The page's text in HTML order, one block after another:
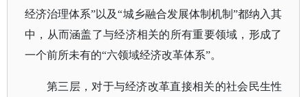
经济治理体系”以及“城乡融合发展体制机制”都纳入其
中，从而涵盖了与经济相关的所有重要领域，形成了
一个前所未有的“六领域经济改革体系”。
第三层，对于与经济改革直接相关的社会民生性